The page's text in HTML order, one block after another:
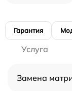
Гарантия
Услуга
Замена